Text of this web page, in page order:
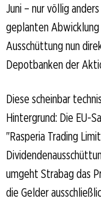
Juni – nur völlig
geplanten
Ausschüttung nun
Depotbanken der
Diese scheinbar
Hintergrund: Die EU-
"Rasperia Trading
umgeht Strabag das
die Gelder